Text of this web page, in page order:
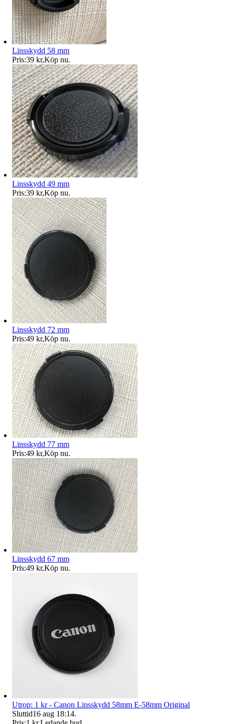
Linsskydd 58 mm
Pris:39 kr,Köp nu.
Linsskydd 49 mm
Pris:39 kr,Köp nu.
Linsskydd 72 mm
Pris:49 kr,Köp nu.
Linsskydd 77 mm
Pris:49 kr,Köp nu.
Linsskydd 67 mm
Pris:49 kr,Köp nu.
Utrop: 1 kr - Canon Linsskydd 58mm E-58mm Original
Sluttid16 aug 18:14.